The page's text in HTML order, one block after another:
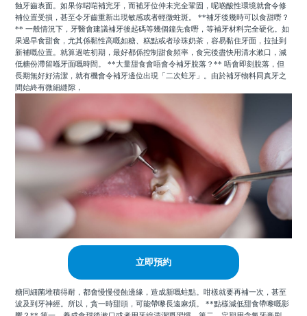
蝕牙齒表面。如果你啱啱補完牙，而補牙位仲未完全鞏固，呢啲酸性環境就會令修
補位置受損，甚至令牙齒重新出現敏感或者輕微蛀斑。 **補牙後幾時可以食甜嘢？
** 一般情況下，牙醫會建議補牙後起碼等幾個鐘先食嘢，等補牙材料完全硬化。如
果過早食甜食，尤其係黏性高嘅如糖、糕點或者珍珠奶茶，容易黏住牙面，拉扯到
新補嘅位置。就算過咗初期，最好都係控制甜食頻率，食完後盡快用清水漱口，減
低糖份滯留喺牙面嘅時間。 **大量甜食會唔會令補牙脫落？** 唔會即刻脫落，但
長期無好好清潔，就有機會令補牙邊位出現「二次蛀牙」。由於補牙物料同真牙之
間始終有微細縫隙，
立即預約
糖同細菌堆積得耐，都會慢慢侵蝕邊緣，造成新嘅蛀點。咁樣就要再補一次，甚至
波及到牙神經。所以，貪一時甜頭，可能帶嚟長遠麻煩。 **點樣減低甜食帶嚟嘅影